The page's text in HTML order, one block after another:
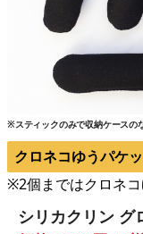
※スティックのみで収納ケースの
クロネコゆうパケ
※2個まではクロネ
シリカクリン グ